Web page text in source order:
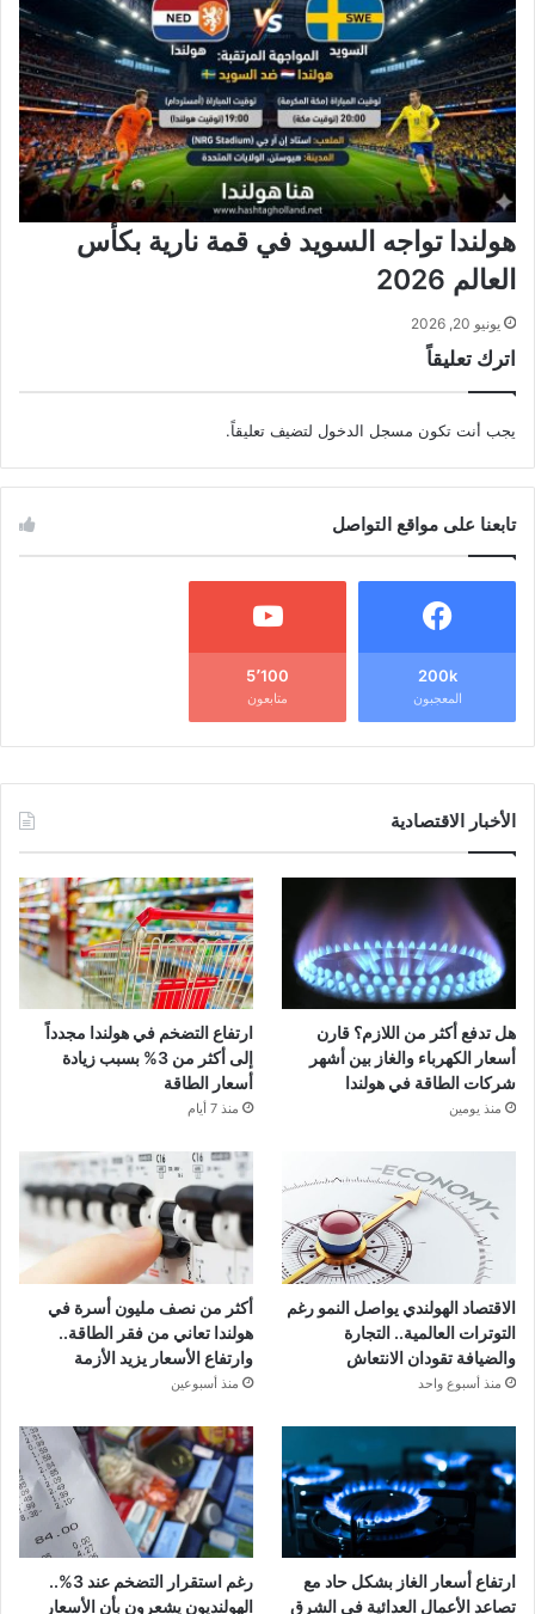
هولندا تواجه السويد في قمة نارية بكأس
العالم 2026
يونيو 20, 2026
اترك تعليقاً
يجب أنت تكون مسجل الدخول لتضيف تعليقاً.
تابعنا على مواقع التواصل
200k
المعجبون
5٬100
متابعون
الأخبار الاقتصادية
هل تدفع أكثر من اللازم؟ قارن
أسعار الكهرباء والغاز بين أشهر
شركات الطاقة في هولندا
منذ يومين
ارتفاع التضخم في هولندا مجدداً
إلى أكثر من 3% بسبب زيادة
أسعار الطاقة
منذ 7 أيام
الاقتصاد الهولندي يواصل النمو رغم
التوترات العالمية.. التجارة
والضيافة تقودان الانتعاش
منذ أسبوع واحد
أكثر من نصف مليون أسرة في
هولندا تعاني من فقر الطاقة..
وارتفاع الأسعار يزيد الأزمة
منذ أسبوعين
ارتفاع أسعار الغاز بشكل حاد مع
تصاعد الأعمال العدائية في الشرق
رغم استقرار التضخم عند 3%..
الهولنديون يشعرون بأن الأسعار